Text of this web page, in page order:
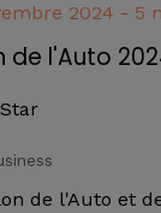
2024 - 5
de l'Auto
de l'Auto et